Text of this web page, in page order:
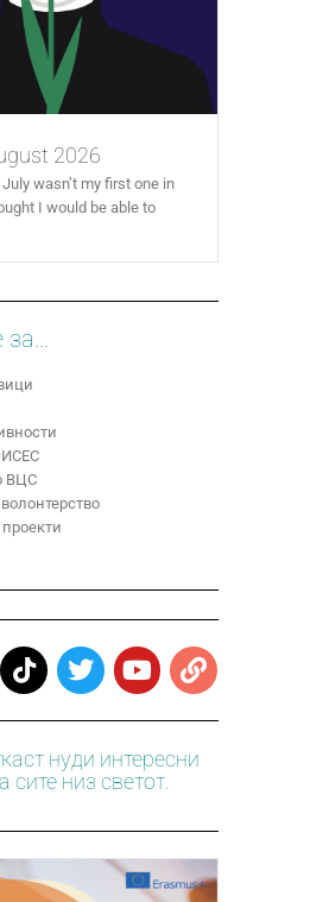
2026
wasn’t my first one in
I would be able to
за...
ВЦС
нуди интересни
низ светот.